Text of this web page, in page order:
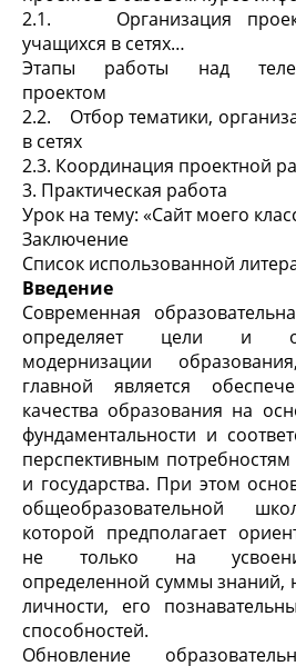
2.1. Организация
учащихся в сетях…
Этапы работы над
проектом
2.2. Отбор тематики,
в сетях
2.3. Координация проектной
3. Практическая работа
Урок на тему: «Сайт моего
Заключение
Список использованной
Введение
Современная
определяет цели и
модернизации
главной является
качества образования на
фундаментальности и
перспективным
и государства. При этом
общеобразовательной
которой предполагает
не только на
определенной суммы знаний,
личности, его
способностей.
Обновление